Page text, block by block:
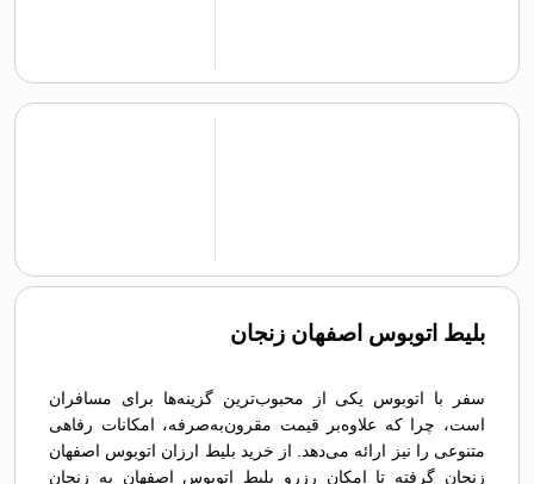
بلیط اتوبوس اصفهان زنجان
سفر با اتوبوس یکی از محبوب‌ترین گزینه‌ها برای مسافران
است، چرا که علاوه‌بر قیمت مقرون‌به‌صرفه، امکانات رفاهی
متنوعی را نیز ارائه می‌دهد. از خرید بلیط ارزان اتوبوس اصفهان
زنجان گرفته تا امکان رزرو بلیط اتوبوس اصفهان به زنجان